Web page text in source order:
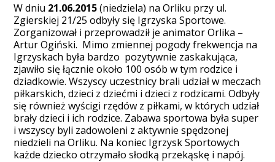
W dniu 21.06.2015(niedziela) na Orliku przy ul.
Zgierskiej 21/25 odbyły się Igrzyska Sportowe.
Zorganizował i przeprowadził je animator Orlika –
Artur Ogiński. Mimo zmiennej pogody frekwencja na
Igrzyskach była bardzo pozytywnie zaskakująca,
zjawiło się łącznie około 100 osób w tym rodzice i
dziadkowie. Wszyscy uczestnicy brali udział w meczach
piłkarskich, dzieci z dziećmi i dzieci z rodzicami. Odbyły
się również wyścigi rzędów z piłkami, w których udział
brały dzieci i ich rodzice. Zabawa sportowa była super
i wszyscy byli zadowoleni z aktywnie spędzonej
niedzieli na Orliku. Na koniec Igrzysk Sportowych
każde dziecko otrzymało słodką przekąskę i napój.